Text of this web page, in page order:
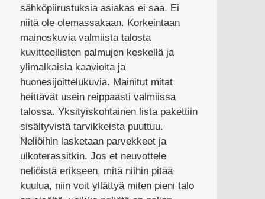
sähköpiirustuksia asiakas ei saa. Ei
niitä ole olemassakaan. Korkeintaan
mainoskuvia valmiista talosta
kuvitteellisten palmujen keskellä ja
ylimalkaisia kaavioita ja
huonesijoittelukuvia. Mainitut mitat
heittävät usein reippaasti valmiissa
talossa. Yksityiskohtainen lista pakettiin
sisältyvistä tarvikkeista puuttuu.
Neliöihin lasketaan parvekkeet ja
ulkoterassitkin. Jos et neuvottele
neliöistä erikseen, mitä niihin pitää
kuulua, niin voit yllättyä miten pieni talo